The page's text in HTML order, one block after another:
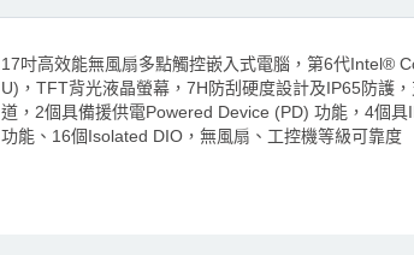
17吋高效能無風扇多點觸控嵌入式電腦，第6代Intel®
U)，TFT背光液晶螢幕，7H防刮硬度設計及IP65防護
道，2個具備援供電Powered Device (PD) 功能，4個
功能、16個Isolated DIO，無風扇、工控機等級可靠度